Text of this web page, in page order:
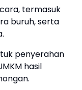
termasuk
buruh, serta
penyerahan
hasil